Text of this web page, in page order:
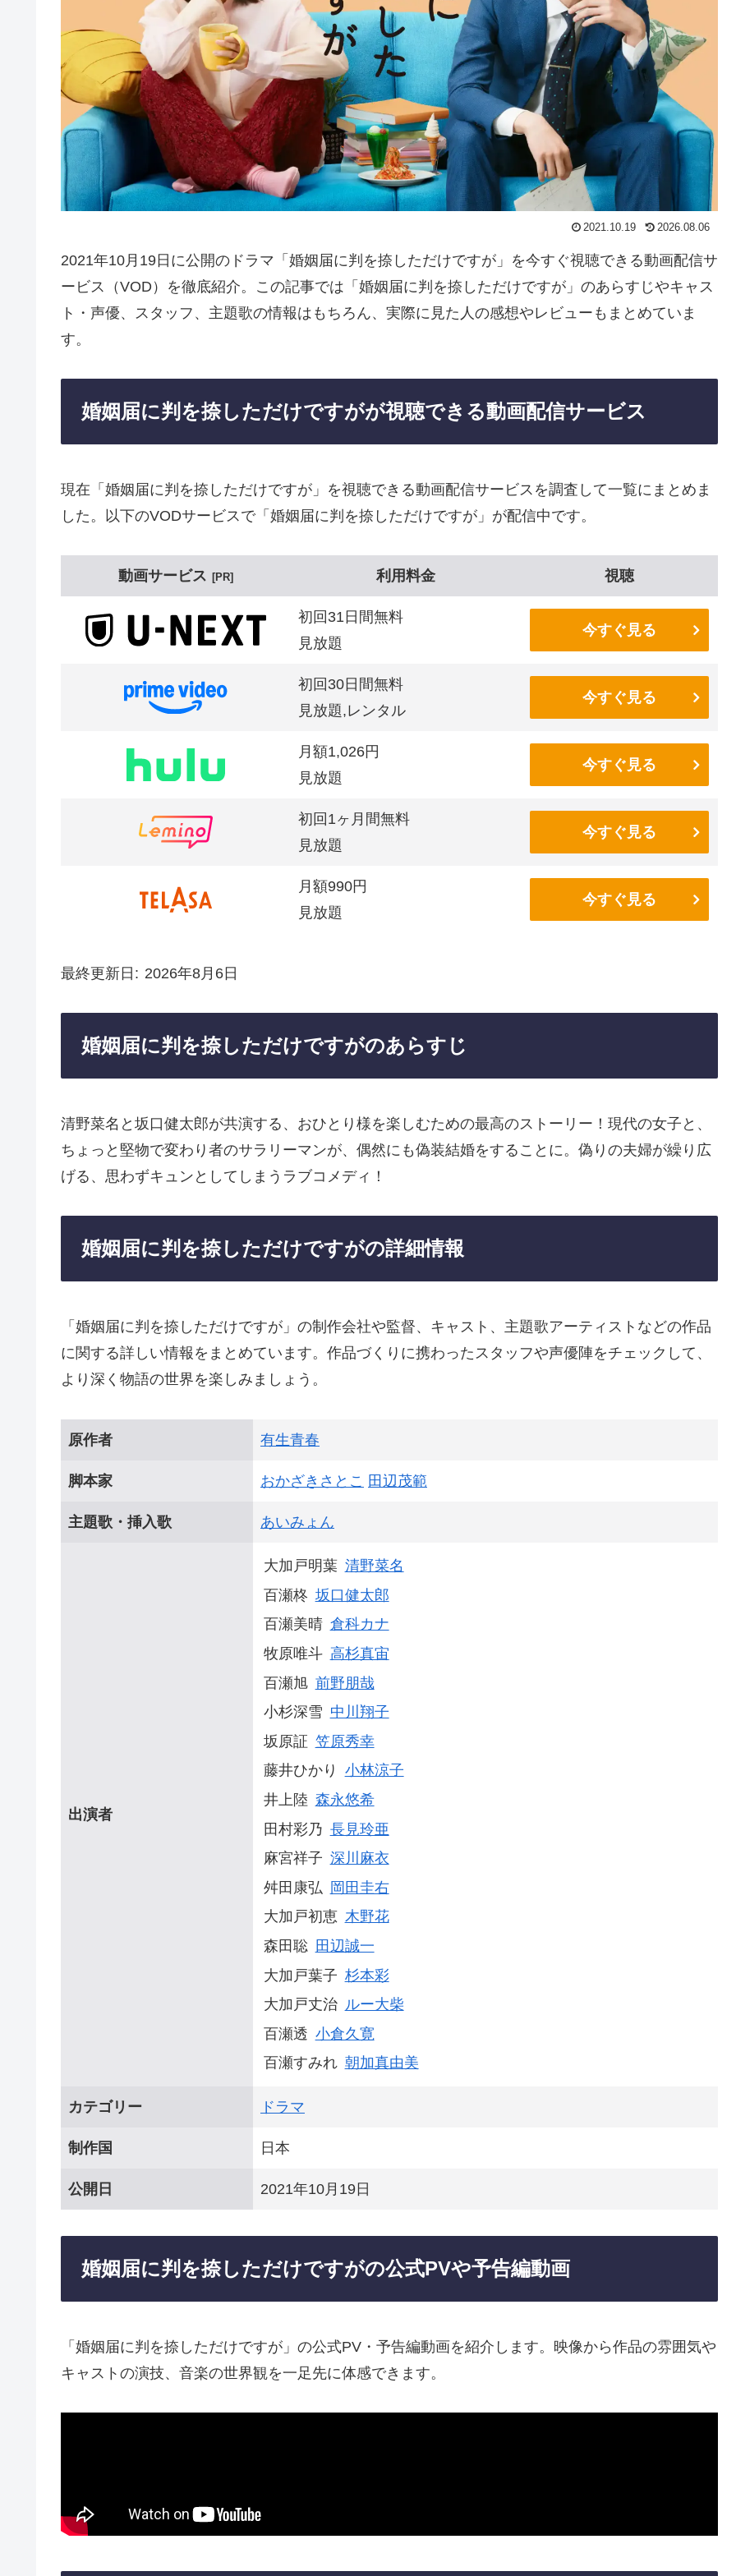
2021.10.19 2026.08.06
2021年10月19日に公開のドラマ「婚姻届に判を捺しただけですが」を今すぐ視聴できる動画配信サ
ービス（VOD）を徹底紹介。この記事では「婚姻届に判を捺しただけですが」のあらすじやキャス
ト・声優、スタッフ、主題歌の情報はもちろん、実際に見た人の感想やレビューもまとめていま
す。
婚姻届に判を捺しただけですがが視聴できる動画配信サービス
現在「婚姻届に判を捺しただけですが」を視聴できる動画配信サービスを調査して一覧にまとめま
した。以下のVODサービスで「婚姻届に判を捺しただけですが」が配信中です。
動画サービス PR 利用料金 視聴
初回31日間無料
見放題
今すぐ見る
初回30日間無料
見放題,レンタル
今すぐ見る
月額1,026円
見放題
今すぐ見る
初回1ヶ月間無料
見放題
今すぐ見る
月額990円
見放題
今すぐ見る
最終更新日 2026年8月6日
婚姻届に判を捺しただけですがのあらすじ
清野菜名と坂口健太郎が共演する、おひとり様を楽しむための最高のストーリー！現代の女子と、
ちょっと堅物で変わり者のサラリーマンが、偶然にも偽装結婚をすることに。偽りの夫婦が繰り広
げる、思わずキュンとしてしまうラブコメディ！
婚姻届に判を捺しただけですがの詳細情報
「婚姻届に判を捺しただけですが」の制作会社や監督、キャスト、主題歌アーティストなどの作品
に関する詳しい情報をまとめています。作品づくりに携わったスタッフや声優陣をチェックして、
より深く物語の世界を楽しみましょう。
原作者 有生青春
脚本家 おかざきさとこ 田辺茂範
主題歌・挿入歌 あいみょん
出演者
大加戸明葉 清野菜名
百瀬柊 坂口健太郎
百瀬美晴 倉科カナ
牧原唯斗 高杉真宙
百瀬旭 前野朋哉
小杉深雪 中川翔子
坂原証 笠原秀幸
藤井ひかり
小林涼子
井上陸 森永悠希
田村彩乃 長見玲亜
麻宮祥子 深川麻衣
舛田康弘 岡田圭右
大加戸初恵 木野花
森田聡
田辺誠一
大加戸葉子 杉本彩
大加戸丈治 ルー大柴
百瀬透 小倉久寛
百瀬すみれ 朝加真由美
カテゴリー ドラマ
制作国 日本
公開日 2021年10月19日
婚姻届に判を捺しただけですがの公式PVや予告編動画
「婚姻届に判を捺しただけですが」の公式PV・予告編動画を紹介します。映像から作品の雰囲気や
キャストの演技、音楽の世界観を一足先に体感できます。